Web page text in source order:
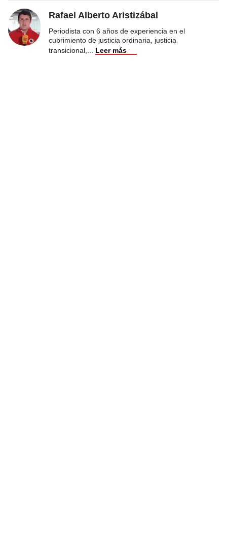
Rafael Alberto Aristizábal
Periodista con 6 años de experiencia en el
cubrimiento de justicia ordinaria, justicia
transicional,
Leer más